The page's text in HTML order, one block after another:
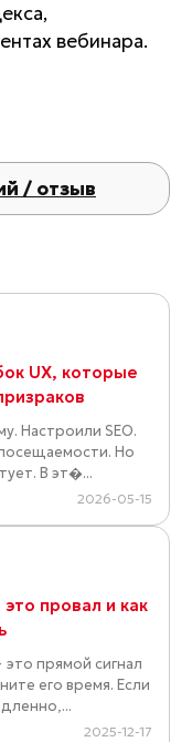
вебинара.
/ отзыв
UX, которые
Настроили SEO.
Но
В эт�...
2026-05-15
провал и как
это прямой сигнал
его время. Если
2025-12-17